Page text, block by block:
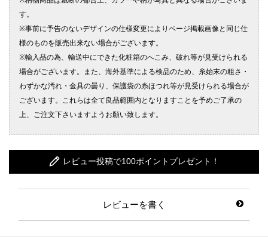
レビュー投稿で100ポイントプレゼント！
レビューを書く